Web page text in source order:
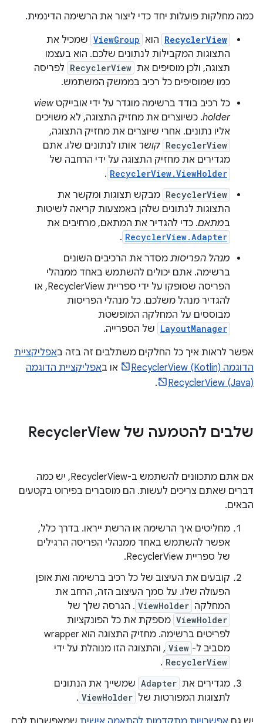
כמה מחלקות פועלות יחד כדי ליצור את הרשימה הדינמית.
RecyclerView הוא ViewGroup שמכיל את
התצוגות המקבילות לנתונים שלכם. הוא בעצמו
תצוגה, ולכן מוסיפים את RecyclerView לפריסה
כמו שמוסיפים כל רכיב בממשק המשתמש.
כל רכיב בודד ברשימה מוגדר על ידי אובייקטview
holder. כשיוצרים את מחזיק התצוגה, לא משויכים
אליו נתונים. אחרי שיוצרים את מחזיק התצוגה,
RecyclerView קושר אותו לנתונים שלו. אתם
מגדירים את מחזיק התצוגה על ידי הרחבה של
RecyclerView.ViewHolder
.
RecyclerView מבקש תצוגות ומקשר את
התצוגות לנתונים שלהן באמצעות קריאה לשיטות
במתאם. כדי להגדיר את המתאם, מרחיבים את
RecyclerView.Adapter
.
מנהל הפריסות מסדר את הרכיבים השונים
ברשימה. אתם יכולים להשתמש באחד ממנהלי
הפריסה שסופקו על ידי ספריית RecyclerView, או
להגדיר מנהל משלכם. כל מנהלי הפריסות
מבוססים על המחלקה המופשטת
LayoutManager של הספרייה.
אפשר לראות איך כל החלקים משתלבים זה בזה באפליקציית
הדוגמה RecyclerView (Kotlin)
או באפליקציית הדוגמה
RecyclerView (Java)
.
שלבים להטמעה של Recycler View
אם אתם מתכוונים להשתמש ב-RecyclerView, יש כמה
דברים שאתם צריכים לעשות. הם מוסברים בפירוט בקטעים
הבאים.
מחליטים איך הרשימה או הרשת ייראו. בדרך כלל,
אפשר להשתמש באחד ממנהלי הפריסה הרגילים
של ספריית RecyclerView.
קובעים את העיצוב של כל רכיב ברשימה ואת אופן
הפעולה שלו. על סמך העיצוב הזה, הרחב את
המחלקה ViewHolder . הגרסה שלך של
ViewHolder מספקת את כל הפונקציות
לפריטים ברשימה. מחזיק התצוגה הוא wrapper
מסביב ל- View , והתצוגה הזו מנוהלת על ידי
RecyclerView
.
מגדירים את Adapter שמשייך את הנתונים
לתצוגות המפורטות של ViewHolder
.